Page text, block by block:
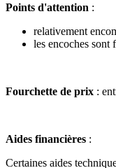
Points d'attention :
relativement
les encoches sont
Fourchette de prix :
Aides financières :
Certaines aides